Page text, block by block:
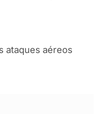
ataques aéreos